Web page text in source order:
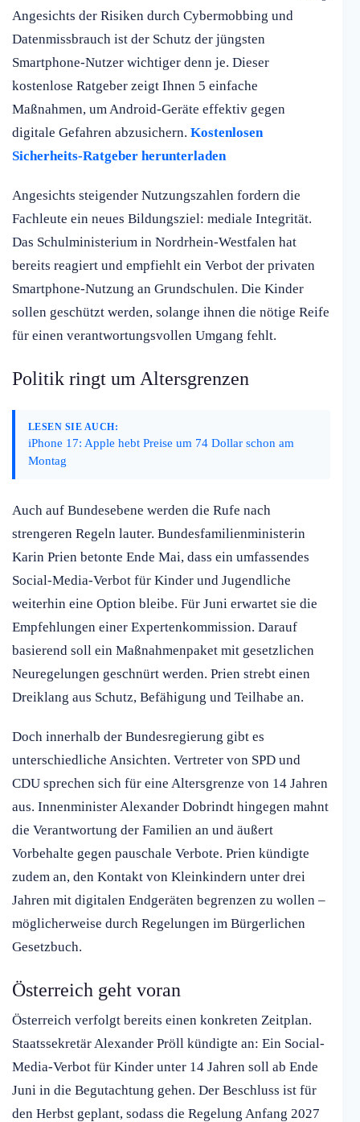
Angesichts der Risiken durch Cybermobbing und
Datenmissbrauch ist der Schutz der jüngsten
Smartphone-Nutzer wichtiger denn je. Dieser
kostenlose Ratgeber zeigt Ihnen 5 einfache
Maßnahmen, um Android-Geräte effektiv gegen
digitale Gefahren abzusichern. Kostenlosen
Sicherheits-Ratgeber herunterladen
Angesichts steigender Nutzungszahlen fordern die
Fachleute ein neues Bildungsziel: mediale Integrität.
Das Schulministerium in Nordrhein-Westfalen hat
bereits reagiert und empfiehlt ein Verbot der privaten
Smartphone-Nutzung an Grundschulen. Die Kinder
sollen geschützt werden, solange ihnen die nötige Reife
für einen verantwortungsvollen Umgang fehlt.
Politik ringt um Altersgrenzen
LESEN SIE AUCH:
iPhone 17: Apple hebt Preise um 74 Dollar schon am
Montag
Auch auf Bundesebene werden die Rufe nach
strengeren Regeln lauter. Bundesfamilienministerin
Karin Prien betonte Ende Mai, dass ein umfassendes
Social-Media-Verbot für Kinder und Jugendliche
weiterhin eine Option bleibe. Für Juni erwartet sie die
Empfehlungen einer Expertenkommission. Darauf
basierend soll ein Maßnahmenpaket mit gesetzlichen
Neuregelungen geschnürt werden. Prien strebt einen
Dreiklang aus Schutz, Befähigung und Teilhabe an.
Doch innerhalb der Bundesregierung gibt es
unterschiedliche Ansichten. Vertreter von SPD und
CDU sprechen sich für eine Altersgrenze von 14 Jahren
aus. Innenminister Alexander Dobrindt hingegen mahnt
die Verantwortung der Familien an und äußert
Vorbehalte gegen pauschale Verbote. Prien kündigte
zudem an, den Kontakt von Kleinkindern unter drei
Jahren mit digitalen Endgeräten begrenzen zu wollen –
möglicherweise durch Regelungen im Bürgerlichen
Gesetzbuch.
Österreich geht voran
Österreich verfolgt bereits einen konkreten Zeitplan.
Staatssekretär Alexander Pröll kündigte an: Ein Social-
Media-Verbot für Kinder unter 14 Jahren soll ab Ende
Juni in die Begutachtung gehen. Der Beschluss ist für
den Herbst geplant, sodass die Regelung Anfang 2027